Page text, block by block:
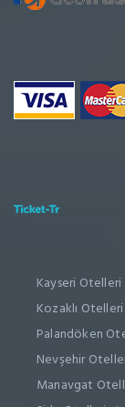
Kayseri Otelleri
Kozaklı Otelleri
Palandöken
Nevşehir
Manavgat